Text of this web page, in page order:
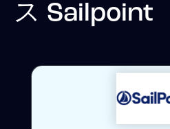
ス Sailpoint